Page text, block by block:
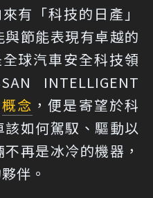
有「科技的日產」
節能表現有卓越的
球汽車安全科技領
INTELLIGENT
概念 ，便是寄望於科
如何駕馭、驅動以
再是冰冷的機器，
伴。